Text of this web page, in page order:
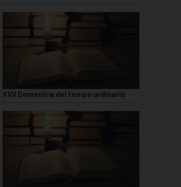
XVII Domenica del tempo ordinario